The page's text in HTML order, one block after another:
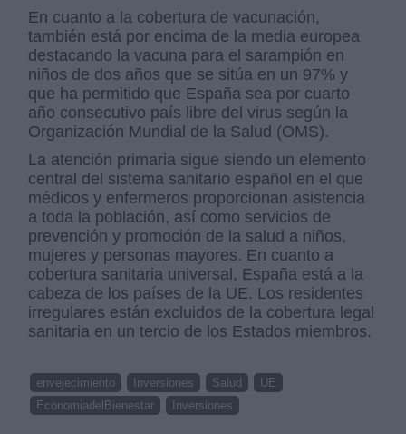
En cuanto a la cobertura de vacunación,
también está por encima de la media europea
destacando la vacuna para el sarampión en
niños de dos años que se sitúa en un 97% y
que ha permitido que España sea por cuarto
año consecutivo país libre del virus según la
Organización Mundial de la Salud (OMS).
La atención primaria sigue siendo un elemento
central del sistema sanitario español en el que
médicos y enfermeros proporcionan asistencia
a toda la población, así como servicios de
prevención y promoción de la salud a niños,
mujeres y personas mayores. En cuanto a
cobertura sanitaria universal, España está a la
cabeza de los países de la UE. Los residentes
irregulares están excluidos de la cobertura legal
sanitaria en un tercio de los Estados miembros.
envejecimiento Inversiones Salud
UE
EconomiadelBienestar
Inversiones